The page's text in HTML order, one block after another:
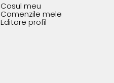
Cosul meu
Comenzile mele
Editare profil